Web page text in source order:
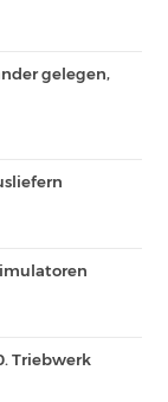
gelegen,
Triebwerk